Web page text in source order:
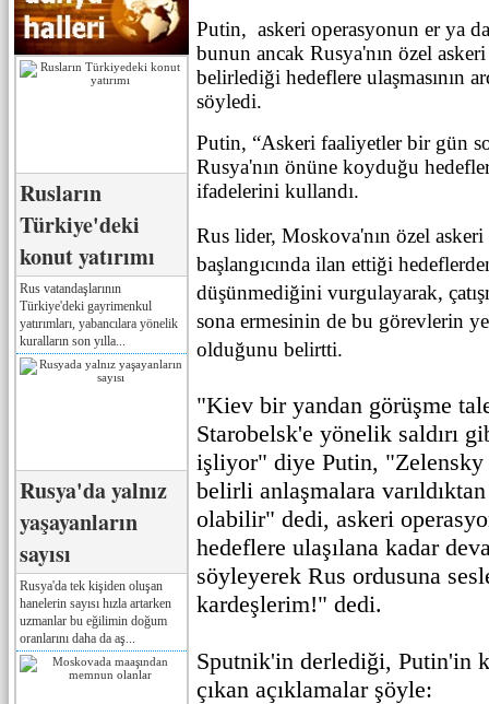
Rusların
Türkiye'deki
konut yatırımı
Rus vatandaşlarının
Türkiye'deki gayrimenkul
yatırımları, yabancılara yönelik
kuralların son yılla...
Rusya'da yalnız
yaşayanların
sayısı
Rusya'da tek kişiden oluşan
hanelerin sayısı hızla artarken
uzmanlar bu eğilimin doğum
oranlarını daha da aş...
Putin, askeri operasyonun er ya
bunun ancak Rusya'nın özel
belirlediği hedeflere ulaşmasının
söyledi.
Putin, “Askeri faaliyetler bir gün
Rusya'nın önüne koyduğu
ifadelerini kullandı.
Rus lider, Moskova'nın özel
başlangıcında ilan ettiği
düşünmediğini vurgulayarak,
sona ermesinin de bu görevlerin
olduğunu belirtti.
"Kiev bir yandan görüşme
Starobelsk'e yönelik saldırı
işliyor" diye Putin, "Zelensky
belirli anlaşmalara
olabilir" dedi, askeri
hedeflere ulaşılana kadar
söyleyerek Rus ordusuna
kardeşlerim!" dedi.
Sputnik'in derlediği, Putin'in
çıkan açıklamalar şöyle: